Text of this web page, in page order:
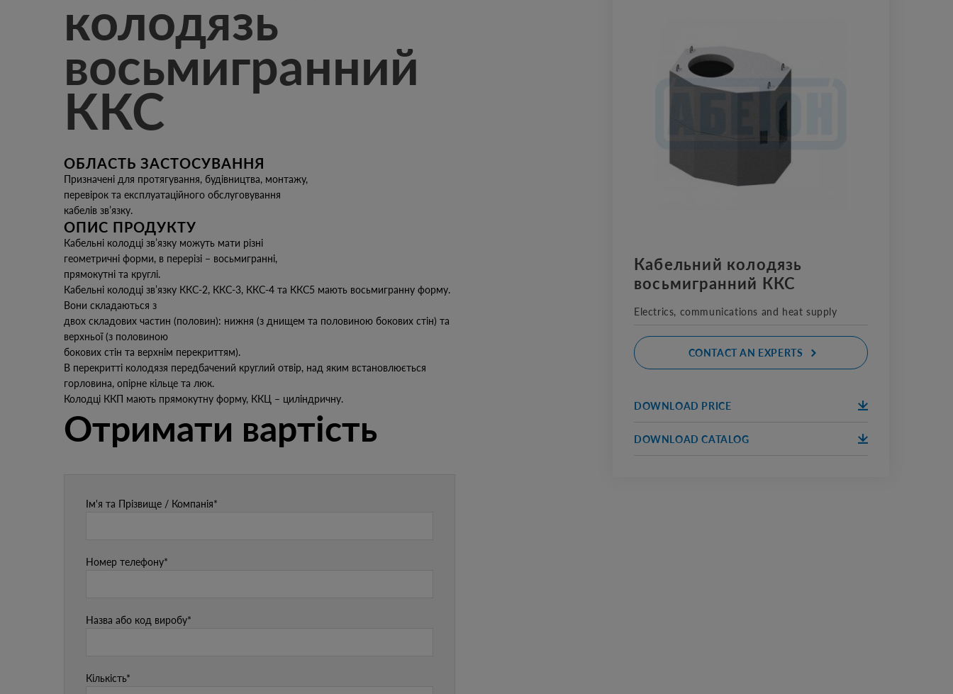
колодязь
восьмигранний
ККС
ОБЛАСТЬ ЗАСТОСУВАННЯ
Призначені для протягування, будівництва, монтажу,
перевірок та експлуатаційного обслуговування
кабелів зв’язку.
ОПИС ПРОДУКТУ
Кабельні колодці зв’язку можуть мати різні
геометричні форми, в перерізі – восьмигранні,
прямокутні та круглі.
Кабельні колодці зв’язку ККС-2, ККС-3, ККС-4 та ККС5 мають восьмигранну форму.
Вони складаються з
двох складових частин (половин): нижня (з днищем та половиною бокових стін) та
верхньої (з половиною
бокових стін та верхнім перекриттям).
В перекритті колодязя передбачений круглий отвір, над яким встановлюється
горловина, опірне кільце та люк.
Колодці ККП мають прямокутну форму, ККЦ – циліндричну.
Отримати вартість
Ім'я та Прізвище / Компанія*
Номер телефону*
Назва або код виробу*
Кількість*
Кабельний колодязь
восьмигранний ККС
Electrics, communications and heat supply
CONTACT AN EXPERTS
DOWNLOAD PRICE
DOWNLOAD CATALOG